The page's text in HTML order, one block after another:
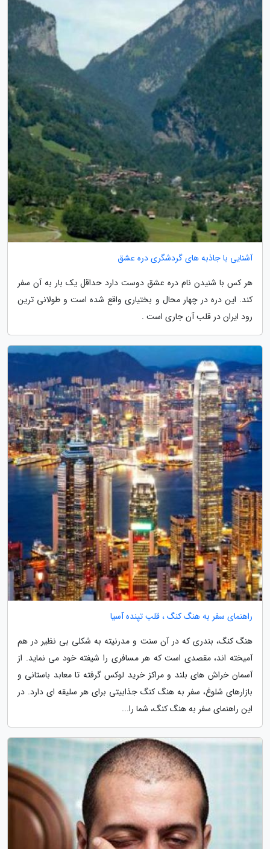
آشنایی با جاذبه های گردشگری دره عشق
هر کس با شنیدن نام دره عشق دوست دارد حداقل یک بار به آن سفر
کند. این دره در چهار محال و بختیاری واقع شده است و طولانی ترین
رود ایران در قلب آن جاری است .
راهنمای سفر به هنگ کنگ ، قلب تپنده آسیا
هنگ کنگ، بندری که در آن سنت و مدرنیته به شکلی بی نظیر در هم
آمیخته اند، مقصدی است که هر مسافری را شیفته خود می نماید. از
آسمان خراش های بلند و مراکز خرید لوکس گرفته تا معابد باستانی و
بازارهای شلوغ، سفر به هنگ کنگ جذابیتی برای هر سلیقه ای دارد. در
این راهنمای سفر به هنگ کنگ، شما را...